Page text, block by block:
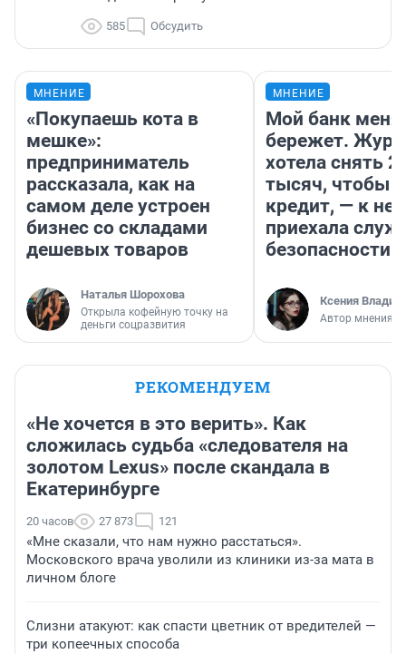
585 Обсудить
МНЕНИЕ
«Покупаешь кота в
мешке»:
предприниматель
рассказала, как на
самом деле устроен
бизнес со складами
дешевых товаров
Наталья Шорохова
Открыла кофейную точку на
деньги соцразвития
МНЕНИЕ
Мой банк меня
бережет.
хотела снять
тысяч, чтобы
кредит, — к
приехала
безопасности
Ксения
Автор мнения
РЕКОМЕНДУЕМ
«Не хочется в это верить». Как
сложилась судьба «следователя на
золотом Lexus» после скандала в
Екатеринбурге
20 часов 27 873 121
«Мне сказали, что нам нужно расстаться».
Московского врача уволили из клиники из-за мата в
личном блоге
Слизни атакуют: как спасти цветник от вредителей —
три копеечных способа